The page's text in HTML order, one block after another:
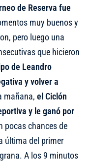
de Reserva fue
muy buenos y
pero luego una
que hicieron
de Leandro
y volver a
mañana, el Ciclón
y le ganó por
pocas chances de
última del primer
A los 9 minutos